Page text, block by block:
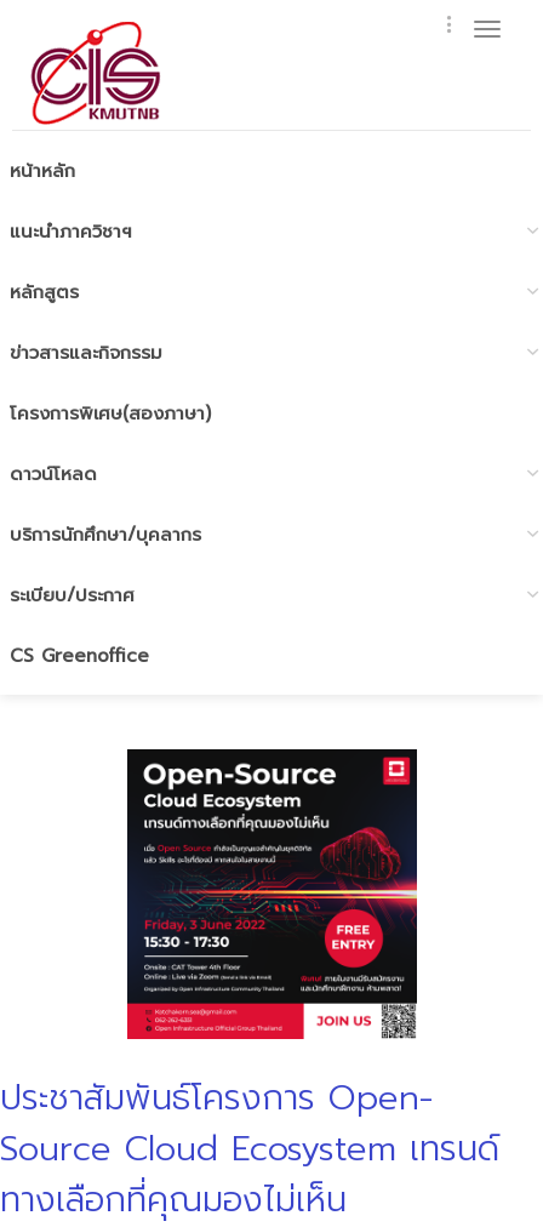
หน้าหลัก
แนะนำภาควิชาฯ
หลักสูตร
ข่าวสารและกิจกรรม
โครงการพิเศษ(สองภาษา)
ดาวน์โหลด
บริการนักศึกษา/บุคลากร
ระเบียบ/ประกาศ
CS Greenoffice
ประชาสัมพันธ์โครงการ Open-
Source Cloud Ecosystem เทรนด์
ทางเลือกที่คุณมองไม่เห็น